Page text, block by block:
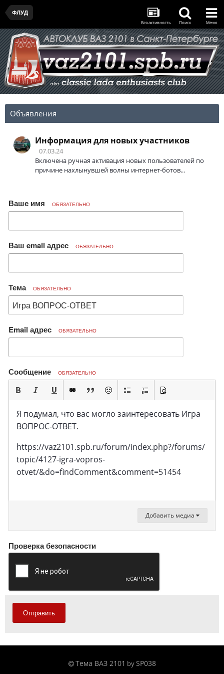
ФЛУД
Вся активность Поиск Меню
Объявления
Информация для новых участников
07.03.24
Включена ручная активация новых пользователей по
причине нахлынувшей волны интернет-ботов...
Ваше имя ОБЯЗАТЕЛЬНО
Ваш email адрес ОБЯЗАТЕЛЬНО
Тема ОБЯЗАТЕЛЬНО
Email адрес ОБЯЗАТЕЛЬНО
Сообщение ОБЯЗАТЕЛЬНО
Я подумал, что вас могло заинтересовать Игра
ВОПРОС-ОТВЕТ.
https://vaz2101.spb.ru/forum/index.php?/forums/
topic/4127-igra-vopros-
otvet/&do=findComment&comment=51454
Добавить медиа
Проверка безопасности
Отправить
Тема ВАЗ 2101 by SP038